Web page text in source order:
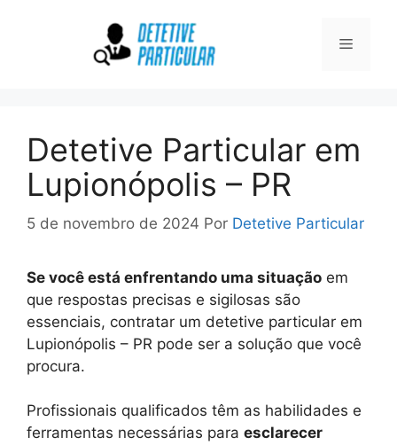
Menu
Detetive Particular em
Lupionópolis – PR
5 de novembro de 2024 Por Detetive Particular
Se você está enfrentando uma situação em
que respostas precisas e sigilosas são
essenciais, contratar um detetive particular em
Lupionópolis – PR pode ser a solução que você
procura.
Profissionais qualificados têm as habilidades e
ferramentas necessárias para esclarecer